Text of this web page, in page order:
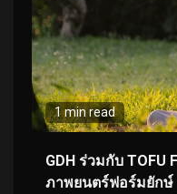
1 min read
GDH ร่วมกับ TOFU
ภาพยนตร์ฟอร์มยักษ์